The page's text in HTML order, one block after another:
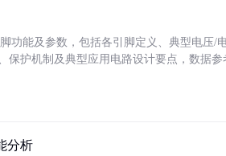
功能及参数，包括各引脚定义、典型电压/
保护机制及典型应用电路设计要点，数据
分析